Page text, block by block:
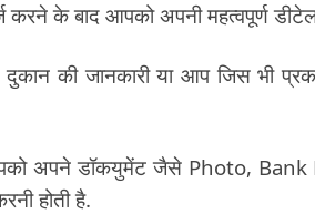
करने के बाद आपको अपनी महत्वपूर्ण डीटेल
की जानकारी या आप जिस भी
अपने डॉकयुमेंट जैसे Photo,
होती है.